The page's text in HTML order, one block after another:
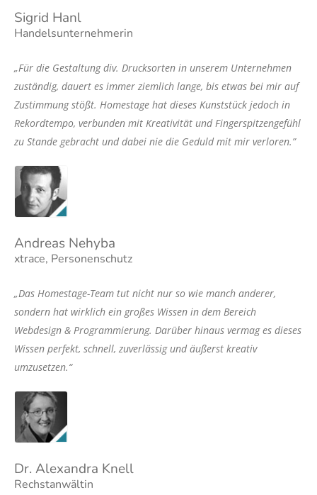
Sigrid Hanl
Handelsunternehmerin
„Für die Gestaltung div. Drucksorten in unserem Unternehmen
zuständig, dauert es immer ziemlich lange, bis etwas bei mir auf
Zustimmung stößt. Homestage hat dieses Kunststück jedoch in
Rekordtempo, verbunden mit Kreativität und Fingerspitzengefühl
zu Stande gebracht und dabei nie die Geduld mit mir verloren.”
Andreas Nehyba
xtrace, Personenschutz
„Das Homestage-Team tut nicht nur so wie manch anderer,
sondern hat wirklich ein großes Wissen in dem Bereich
Webdesign & Programmierung. Darüber hinaus vermag es dieses
Wissen perfekt, schnell, zuverlässig und äußerst kreativ
umzusetzen.“
Dr. Alexandra Knell
Rechstanwältin